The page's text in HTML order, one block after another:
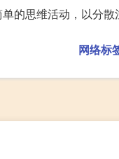
的思维活动，以分
网络标